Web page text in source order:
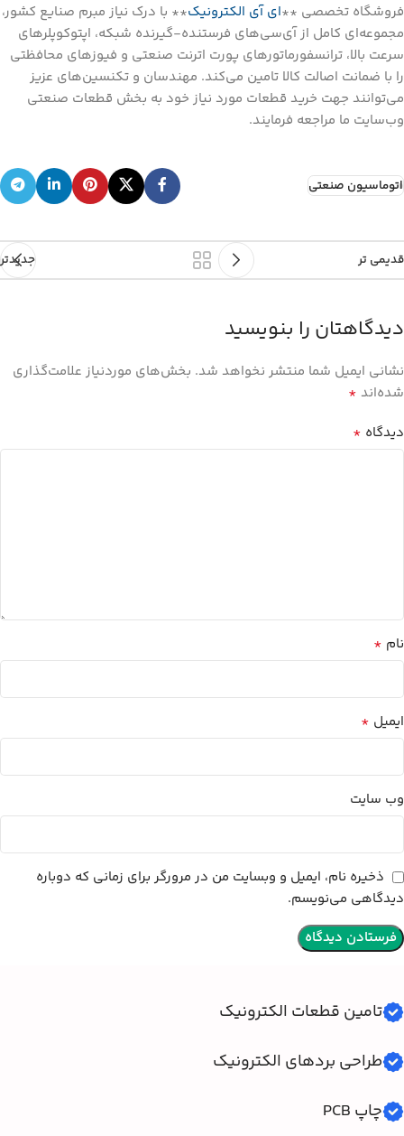
فروشگاه تخصصی **ای آی الکترونیک** با درک نیاز مبرم صنایع کشور،
مجموعه‌ای کامل از آی‌سی‌های فرستنده-گیرنده شبکه، اپتوکوپلرهای
سرعت بالا، ترانسفورماتورهای پورت اترنت صنعتی و فیوزهای محافظتی
را با ضمانت اصالت کالا تامین می‌کند. مهندسان و تکنسین‌های عزیز
می‌توانند جهت خرید قطعات مورد نیاز خود به بخش قطعات صنعتی
وب‌سایت ما مراجعه فرمایند.
اتوماسیون صنعتی
جدیدتر قدیمی تر
دیدگاهتان را بنویسید
نشانی ایمیل شما منتشر نخواهد شد. بخش‌های موردنیاز علامت‌گذاری
شده‌اند *
دیدگاه *
نام *
ایمیل *
وب‌ سایت
ذخیره نام، ایمیل و وبسایت من در مرورگر برای زمانی که دوباره
دیدگاهی می‌نویسم.
تامین قطعات الکترونیک
طراحی بردهای الکترونیک
چاپ PCB